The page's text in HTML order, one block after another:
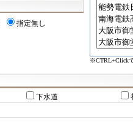
指定無し
※CTRL+Click
下水道